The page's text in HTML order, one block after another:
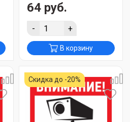
64 руб.
- +
В корзину
Скидка до -20%